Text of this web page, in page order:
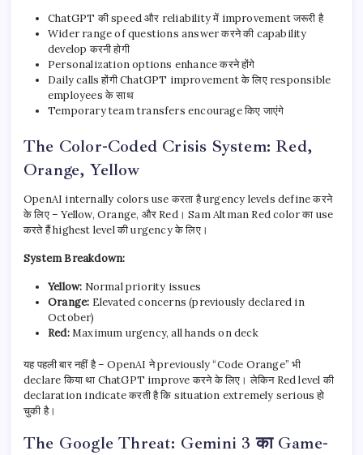
ChatGPT की speed और reliability में improvement जरूरी है
Wider range of questions answer करने की capability
develop करनी होगी
Personalization options enhance करने होंगे
Daily calls होंगी ChatGPT improvement के लिए responsible
employees के साथ
Temporary team transfers encourage किए जाएंगे
The Color-Coded Crisis System: Red,
Orange, Yellow
OpenAI internally colors use करता है urgency levels define करने
के लिए – Yellow, Orange, और Red। Sam Altman Red color का use
करते हैं highest level की urgency के लिए।
System Breakdown:
Yellow: Normal priority issues
Orange: Elevated concerns (previously declared in
October)
Red:Maximum urgency, all hands on deck
यह पहली बार नहीं है – OpenAI ने previously “Code Orange” भी
declare किया था ChatGPT improve करने के लिए। लेकिन Red level की
declaration indicate करती है कि situation extremely serious हो
चुकी है।
The Google Threat: Gemini 3 का Game-